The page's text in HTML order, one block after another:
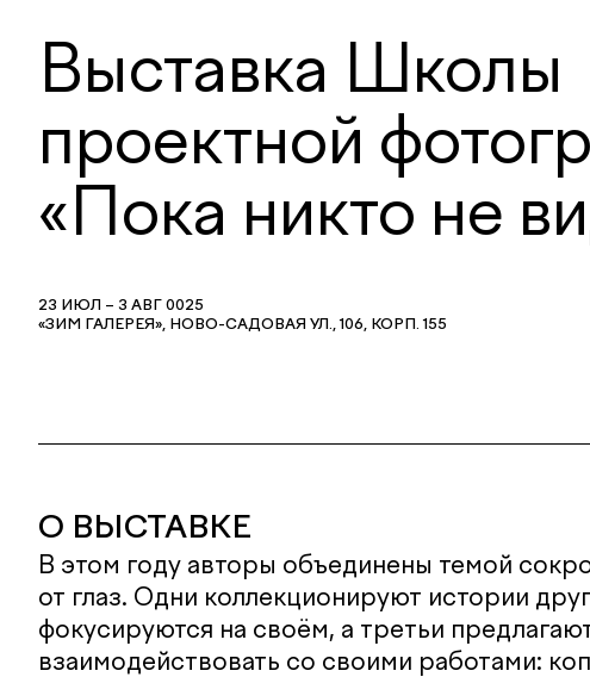
Выставка Школы
проектной
«Пока никто не
23 ИЮЛ – 3 АВГ 0025
«ЗИМ ГАЛЕРЕЯ», НОВО-САДОВАЯ УЛ., 106, КОРП. 155
О ВЫСТАВКЕ
В этом году авторы объединены темой
от глаз. Одни коллекционируют истории
фокусируются на своём, а третьи
взаимодействовать со своими работами: